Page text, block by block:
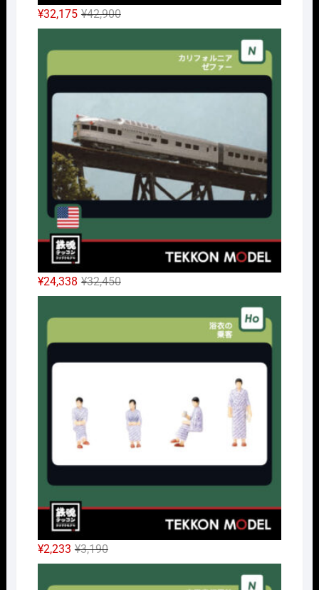
¥42,900元
の
価
し
た。
¥32,175
現
在
の
で
す。
¥32,450元
の
価
¥32,450
し
た。
¥24,338
現
在
の
は
で
す。
¥3,190元
の
価
¥2,233
現
在
の